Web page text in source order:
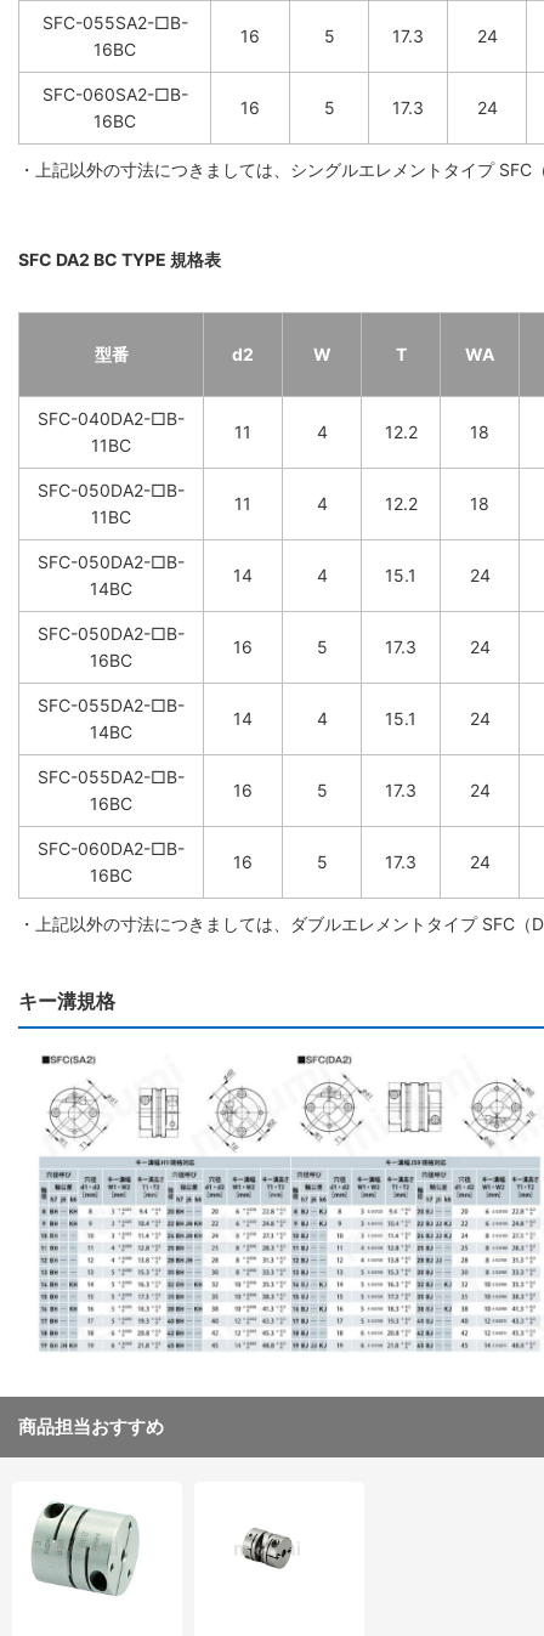
SFC-055SA2-□B-
16BC
16 5 17.3 24
SFC-060SA2-□B-
16BC
16 5 17.3 24
・上記以外の寸法につきましては、シングルエレメントタイプ SFC
SFC DA2 BC TYPE 規格表
型番 d2 W T WA
SFC-040DA2-□B-
11BC
11 4 12.2 18
SFC-050DA2-□B-
11BC
11 4 12.2 18
SFC-050DA2-□B-
14BC
14 4 15.1 24
SFC-050DA2-□B-
16BC
16 5 17.3 24
SFC-055DA2-□B-
14BC
14 4 15.1 24
SFC-055DA2-□B-
16BC
16 5 17.3 24
SFC-060DA2-□B-
16BC
16 5 17.3 24
・上記以外の寸法につきましては、ダブルエレメントタイプ SFC（
キー溝規格
商品担当おすすめ